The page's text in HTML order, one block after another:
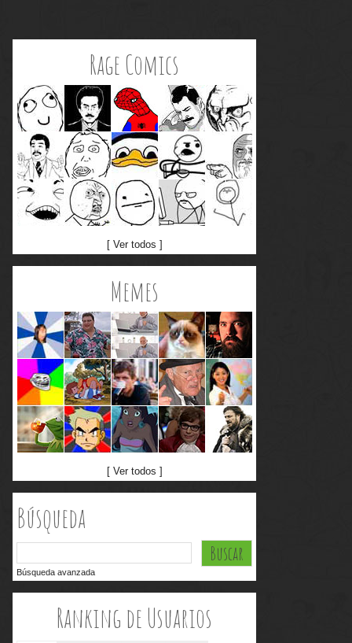
Rage Comics
[ Ver todos ]
Memes
[ Ver todos ]
Búsqueda
Búsqueda avanzada
Ranking de Usuarios